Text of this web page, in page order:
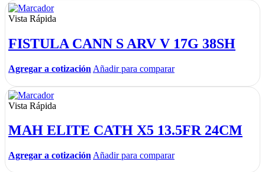
Vista Rápida
FISTULA CANN S ARV V 17G 38SH
Agregar a cotización Añadir para comparar
Vista Rápida
MAH ELITE CATH X5 13.5FR 24CM
Agregar a cotización Añadir para comparar